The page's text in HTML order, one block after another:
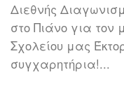
Διεθνής
στο Πιάνο για τον
Σχολείου μας
συγχαρητήρια!...